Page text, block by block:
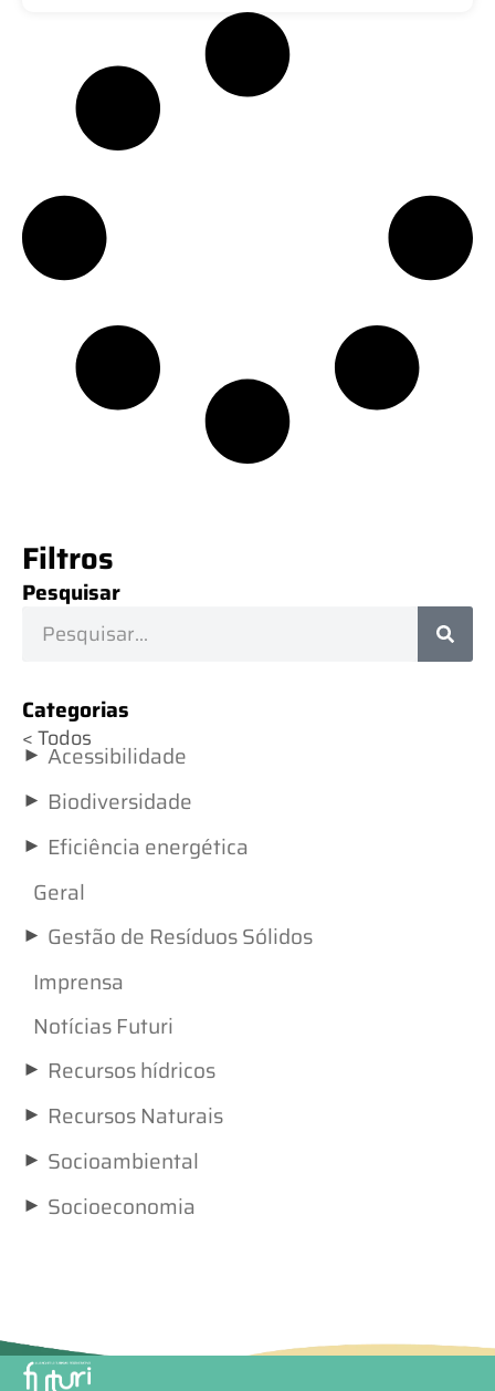
Filtros
Pesquisar
Categorias
< Todos
► Acessibilidade
► Biodiversidade
► Eficiência energética
Geral
► Gestão de Resíduos Sólidos
Imprensa
Notícias Futuri
► Recursos hídricos
► Recursos Naturais
► Socioambiental
► Socioeconomia